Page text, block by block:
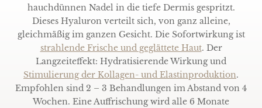
hauchdünnen Nadel in die tiefe Dermis gespritzt.
Dieses Hyaluron verteilt sich, von ganz alleine,
gleichmäßig im ganzen Gesicht. Die Sofortwirkung ist
strahlende Frische und geglättete Haut. Der
Langzeiteffekt: Hydratisierende Wirkung und
Stimulierung der Kollagen- und Elastinproduktion.
Empfohlen sind 2 – 3 Behandlungen im Abstand von 4
Wochen. Eine Auffrischung wird alle 6 Monate